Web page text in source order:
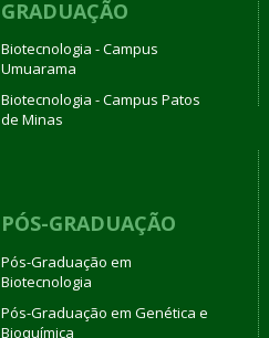
GRADUAÇÃO
Biotecnologia - Campus
Umuarama
Biotecnologia - Campus Patos
de Minas
PÓS-GRADUAÇÃO
Pós-Graduação em
Biotecnologia
Pós-Graduação em Genética e
Bioquímica